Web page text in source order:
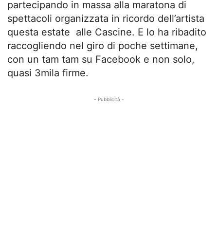
partecipando in massa alla maratona di
spettacoli organizzata in ricordo dell’artista
questa estate alle Cascine. E lo ha ribadito
raccogliendo nel giro di poche settimane,
con un tam tam su Facebook e non solo,
quasi 3mila firme.
- Pubblicità -